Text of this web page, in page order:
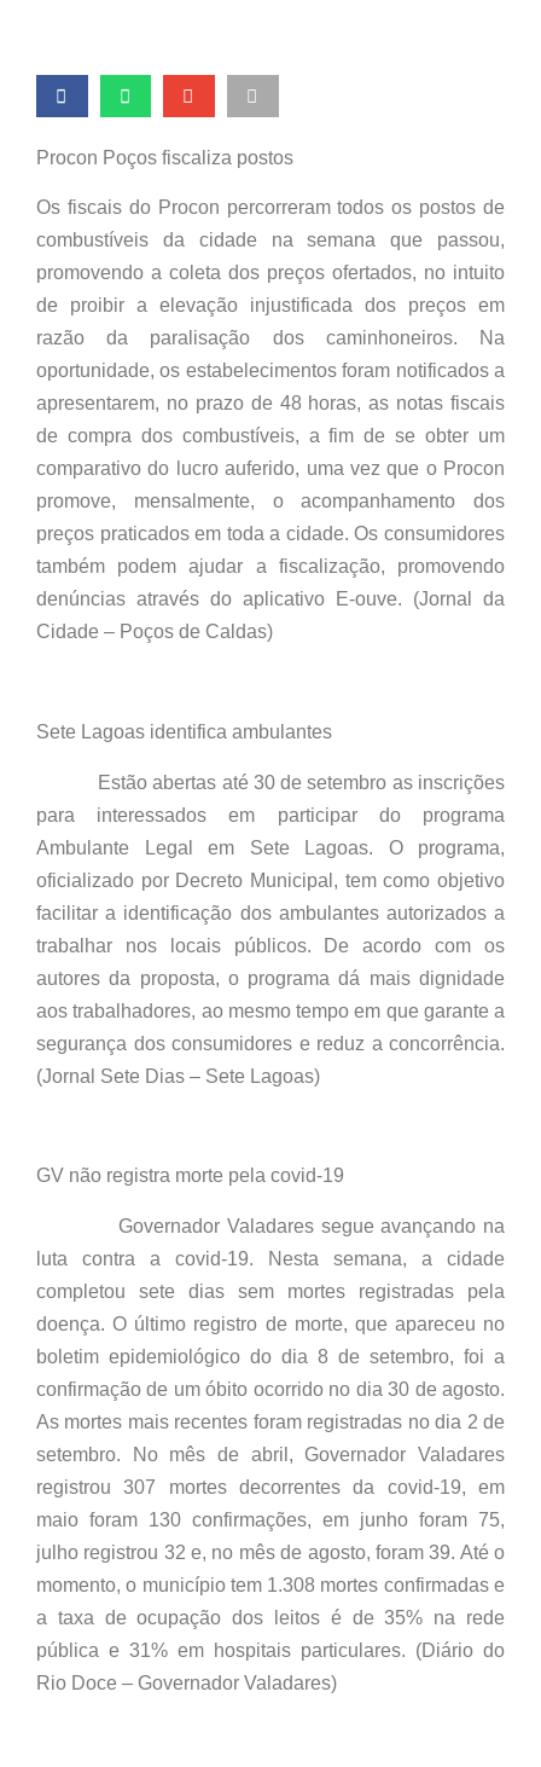
Procon Poços fiscaliza postos
Os fiscais do Procon percorreram todos os postos de
combustíveis da cidade na semana que passou,
promovendo a coleta dos preços ofertados, no intuito
de proibir a elevação injustificada dos preços em
razão da paralisação dos caminhoneiros. Na
oportunidade, os estabelecimentos foram notificados a
apresentarem, no prazo de 48 horas, as notas fiscais
de compra dos combustíveis, a fim de se obter um
comparativo do lucro auferido, uma vez que o Procon
promove, mensalmente, o acompanhamento dos
preços praticados em toda a cidade. Os consumidores
também podem ajudar a fiscalização, promovendo
denúncias através do aplicativo E-ouve. (Jornal da
Cidade – Poços de Caldas)
Sete Lagoas identifica ambulantes
Estão abertas até 30 de setembro as inscrições
para interessados em participar do programa
Ambulante Legal em Sete Lagoas. O programa,
oficializado por Decreto Municipal, tem como objetivo
facilitar a identificação dos ambulantes autorizados a
trabalhar nos locais públicos. De acordo com os
autores da proposta, o programa dá mais dignidade
aos trabalhadores, ao mesmo tempo em que garante a
segurança dos consumidores e reduz a concorrência.
(Jornal Sete Dias – Sete Lagoas)
GV não registra morte pela covid-19
Governador Valadares segue avançando na
luta contra a covid-19. Nesta semana, a cidade
completou sete dias sem mortes registradas pela
doença. O último registro de morte, que apareceu no
boletim epidemiológico do dia 8 de setembro, foi a
confirmação de um óbito ocorrido no dia 30 de agosto.
As mortes mais recentes foram registradas no dia 2 de
setembro. No mês de abril, Governador Valadares
registrou 307 mortes decorrentes da covid-19, em
maio foram 130 confirmações, em junho foram 75,
julho registrou 32 e, no mês de agosto, foram 39. Até o
momento, o município tem 1.308 mortes confirmadas e
a taxa de ocupação dos leitos é de 35% na rede
pública e 31% em hospitais particulares. (Diário do
Rio Doce – Governador Valadares)